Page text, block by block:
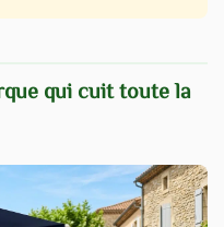
qui cuit toute la